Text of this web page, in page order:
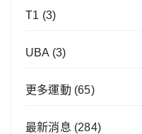
T1 (3)
UBA (3)
更多運動 (65)
最新消息 (284)